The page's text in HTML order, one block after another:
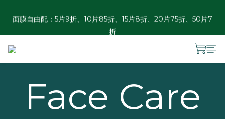
折
香港訂單滿HKD 300免運 ︱澳門訂單滿HKD 600免運
Face Care